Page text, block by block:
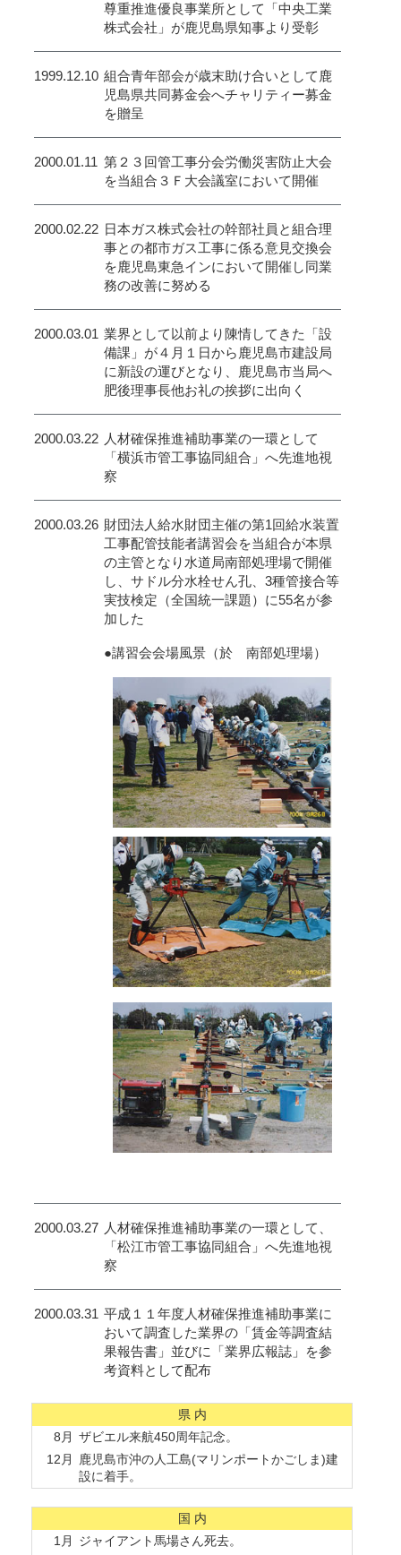
尊重推進優良事業所として「中央工業
株式会社」が鹿児島県知事より受彰
1999.12.10 組合青年部会が歳末助け合いとして鹿
児島県共同募金会へチャリティー募金
を贈呈
2000.01.11 第２３回管工事分会労働災害防止大会
を当組合３Ｆ大会議室において開催
2000.02.22 日本ガス株式会社の幹部社員と組合理
事との都市ガス工事に係る意見交換会
を鹿児島東急インにおいて開催し同業
務の改善に努める
2000.03.01 業界として以前より陳情してきた「設
備課」が４月１日から鹿児島市建設局
に新設の運びとなり、鹿児島市当局へ
肥後理事長他お礼の挨拶に出向く
2000.03.22 人材確保推進補助事業の一環として
「横浜市管工事協同組合」へ先進地視
察
2000.03.26 財団法人給水財団主催の第1回給水装置
工事配管技能者講習会を当組合が本県
の主管となり水道局南部処理場で開催
し、サドル分水栓せん孔、3種管接合等
実技検定（全国統一課題）に55名が参
加した
●講習会会場風景（於 南部処理場）
2000.03.27 人材確保推進補助事業の一環として、
「松江市管工事協同組合」へ先進地視
察
2000.03.31 平成１１年度人材確保推進補助事業に
おいて調査した業界の「賃金等調査結
果報告書」並びに「業界広報誌」を参
考資料として配布
県 内
8月
ザビエル来航450周年記念。
12月
鹿児島市沖の人工島(マリンポートかごしま)建
設に着手。
国 内
1月
ジャイアント馬場さん死去。